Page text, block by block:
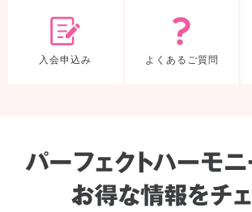
入会申込み よくあるご質問